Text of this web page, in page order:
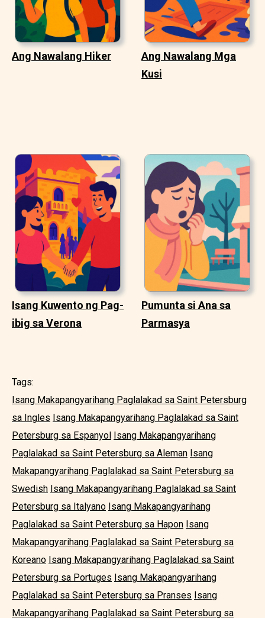
Ang Nawalang Hiker
Ang Nawalang Mga
Kusi
Isang Kuwento ng Pag-
ibig sa Verona
Pumunta si Ana sa
Parmasya
Tags:
Isang Makapangyarihang Paglalakad sa Saint Petersburg
sa Ingles Isang Makapangyarihang Paglalakad sa Saint
Petersburg sa Espanyol Isang Makapangyarihang
Paglalakad sa Saint Petersburg sa Aleman Isang
Makapangyarihang Paglalakad sa Saint Petersburg sa
Swedish Isang Makapangyarihang Paglalakad sa Saint
Petersburg sa Italyano Isang Makapangyarihang
Paglalakad sa Saint Petersburg sa Hapon Isang
Makapangyarihang Paglalakad sa Saint Petersburg sa
Koreano Isang Makapangyarihang Paglalakad sa Saint
Petersburg sa Portuges Isang Makapangyarihang
Paglalakad sa Saint Petersburg sa Pranses Isang
Makapangyarihang Paglalakad sa Saint Petersburg sa